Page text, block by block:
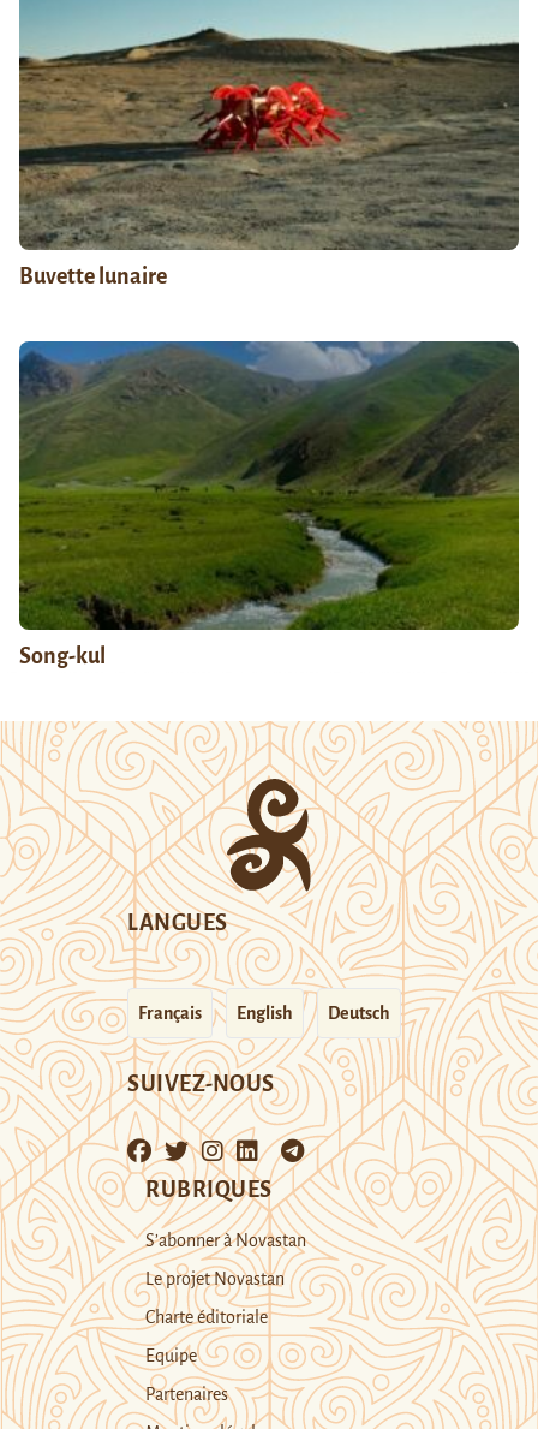
Buvette lunaire
Song-kul
LANGUES
Français English Deutsch
SUIVEZ-NOUS
RUBRIQUES
S’abonner à Novastan
Le projet Novastan
Charte éditoriale
Equipe
Partenaires